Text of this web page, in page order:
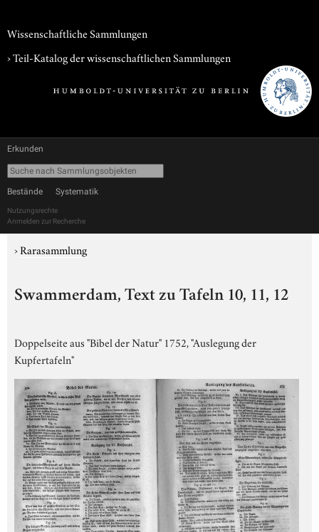
Wissenschaftliche Sammlungen
› Teil-Katalog der wissenschaftlichen Sammlungen
Erkunden
Bestände Systematik
Nutzungsrechte
Anmelden zur Recherche
›Rarasammlung
Swammerdam, Text zu Tafeln 10, 11, 12
Doppelseite aus "Bibel der Natur" 1752, "Auslegung der
Kupfertafeln"